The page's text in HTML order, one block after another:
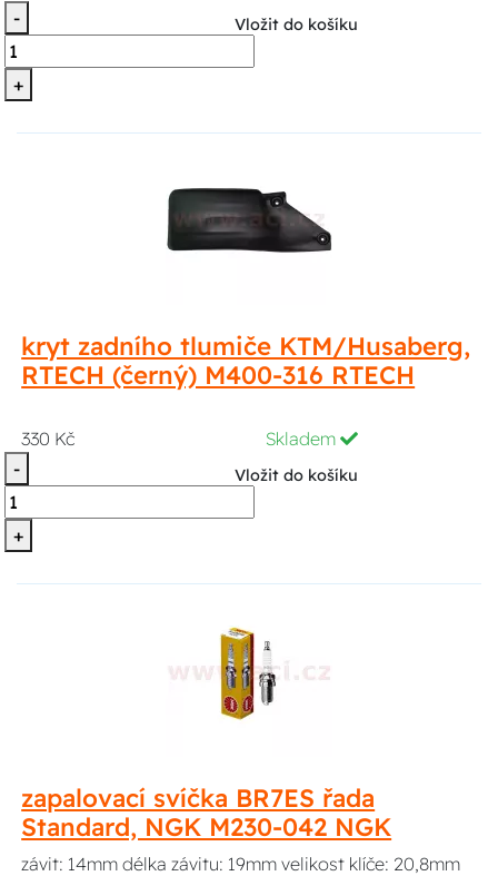
-
+
Vložit do košíku
kryt zadního tlumiče KTM/Husaberg,
RTECH (černý) M400-316 RTECH
330 Kč
Skladem
-
+
Vložit do košíku
zapalovací svíčka BR7ES řada
Standard, NGK M230-042 NGK
závit: 14mm délka závitu: 19mm velikost klíče: 20,8mm